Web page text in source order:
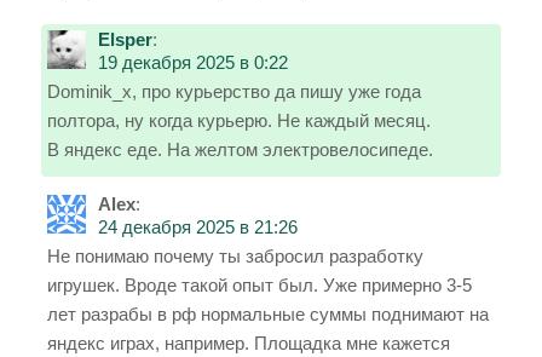
Elsper:
19 декабря 2025 в 0:22
Dominik_x, про курьерство да пишу уже года
полтора, ну когда курьерю. Не каждый месяц.
В яндекс еде. На желтом электровелосипеде.
Alex:
24 декабря 2025 в 21:26
Не понимаю почему ты забросил разработку
игрушек. Вроде такой опыт был. Уже примерно 3-5
лет разрабы в рф нормальные суммы поднимают на
яндекс играх, например. Площадка мне кажется